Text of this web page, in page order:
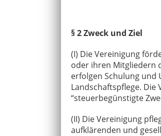
§ 2 Zweck und Ziel
(I) Die Vereinigung
oder ihren Mitgliedern
erfolgen Schulung und
Landschaftspflege.
“steuerbegünstigte
(II) Die Vereinigung
aufklärenden und